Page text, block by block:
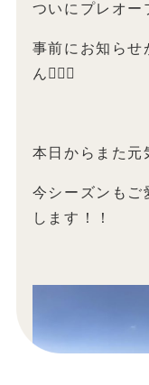
ついにプレオー
事前にお知らせ
ん🙇🏻‍♀️
本日からまた元
今シーズンもご
します！！